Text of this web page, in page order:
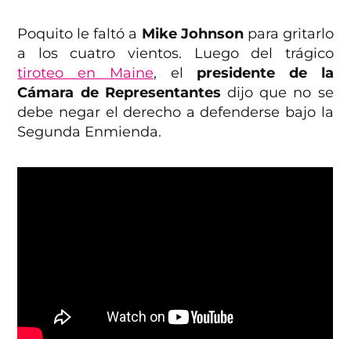
Poquito le faltó a Mike Johnsonpara gritarlo
a los cuatro vientos. Luego del trágico
tiroteo en Maine, el presidente de la
Cámara de Representantes dijo que no se
debe negar el derecho a defenderse bajo la
Segunda Enmienda.